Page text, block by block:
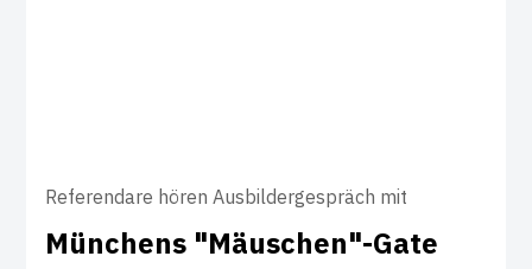
Referendare hören Ausbildergespräch mit
Mün­chens "Mäu­schen"-Gate